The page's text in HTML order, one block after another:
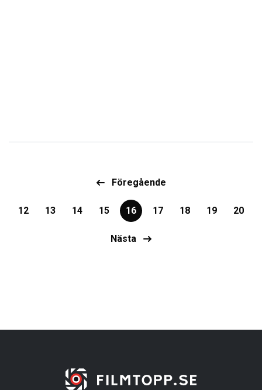
Föregående
12 13 14 15 16 17 18 19 20
Nästa